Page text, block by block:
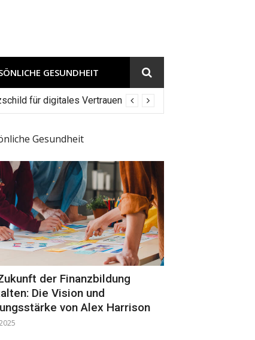
GESUNDHEIT
für digitales Vertrauen
Gesundheit
der Finanzbildung
Die Vision und
von Alex Harrison